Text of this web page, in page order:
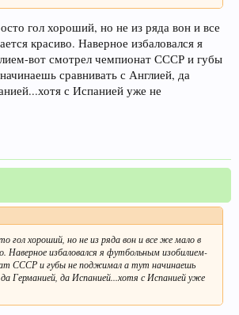
гол хороший, но не из ряда вон и все
красиво. Наверное избаловался я
вот смотрел чемпионат СССР и губы
сравнивать с Англией, да
с Испанией уже не
гол хороший, но не из ряда вон и все же мало в
Наверное избаловался я футбольным изобилием-
СССР и губы не поджимал а тут начинаешь
да Германией, да Испанией...хотя с Испанией уже